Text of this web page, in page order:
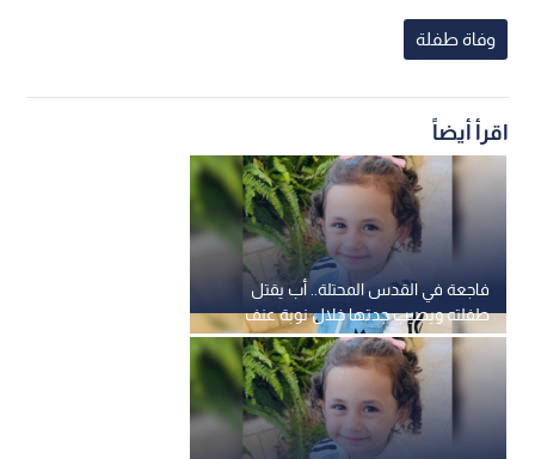
وفاة طفلة
اقرأ أيضاً
فاجعة في القدس المحتلة.. أب يقتل
طفلته ويصيب جدتها خلال نوبة عنف